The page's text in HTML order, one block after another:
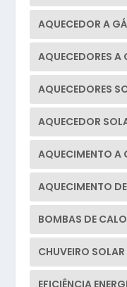
AQUECEDOR A
AQUECEDORES A
AQUECEDORES
AQUECEDOR
AQUECIMENTO A
AQUECIMENTO
BOMBAS DE
CHUVEIRO SOLAR